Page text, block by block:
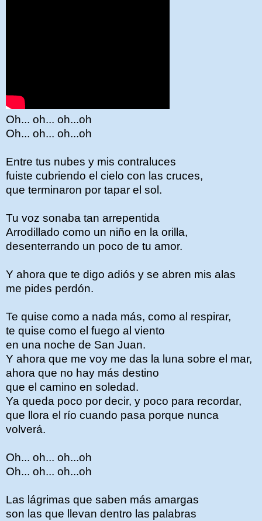
Oh... oh... oh...oh
Oh... oh... oh...oh
Entre tus nubes y mis contraluces
fuiste cubriendo el cielo con las cruces,
que terminaron por tapar el sol.
Tu voz sonaba tan arrepentida
Arrodillado como un niño en la orilla,
desenterrando un poco de tu amor.
Y ahora que te digo adiós y se abren mis alas
me pides perdón.
Te quise como a nada más, como al respirar,
te quise como el fuego al viento
en una noche de San Juan.
Y ahora que me voy me das la luna sobre el mar,
ahora que no hay más destino
que el camino en soledad.
Ya queda poco por decir, y poco para recordar,
que llora el río cuando pasa porque nunca
volverá.
Oh... oh... oh...oh
Oh... oh... oh...oh
Las lágrimas que saben más amargas
son las que llevan dentro las palabras